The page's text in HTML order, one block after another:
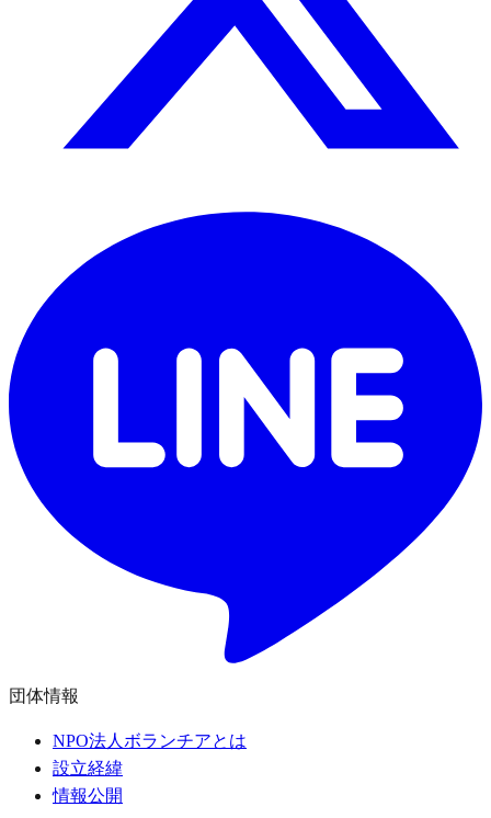
団体情報
NPO法人ボランチアとは
設立経緯
情報公開